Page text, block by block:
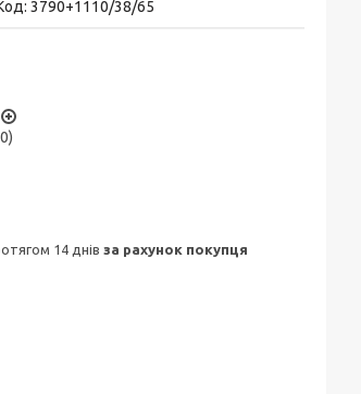
3790+1110/38/65
14 днів за рахунок покупця